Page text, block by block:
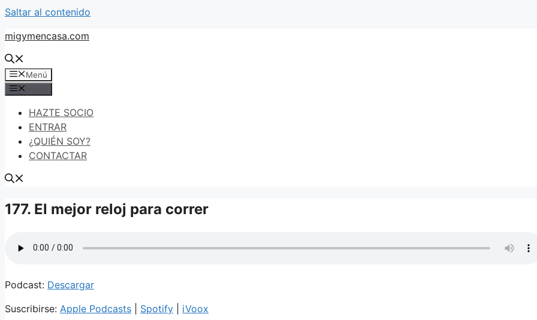
Saltar al contenido
migymencasa.com
Menú
HAZTE SOCIO
ENTRAR
¿QUIÉN SOY?
CONTACTAR
177. El mejor reloj para correr
Podcast: Descargar
Suscribirse: Apple Podcasts Spotify
iVoox